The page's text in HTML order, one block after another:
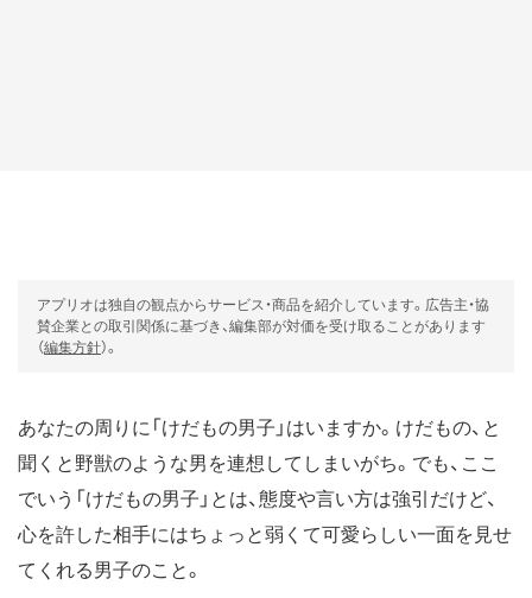
アプリオは独自の観点からサービス・商品を紹介しています。広告主・協
賛企業との取引関係に基づき、編集部が対価を受け取ることがあります
（編集方針）。
あなたの周りに「けだもの男子」はいますか。けだもの、と
聞くと野獣のような男を連想してしまいがち。でも、ここ
でいう「けだもの男子」とは、態度や言い方は強引だけど、
心を許した相手にはちょっと弱くて可愛らしい一面を見せ
てくれる男子のこと。